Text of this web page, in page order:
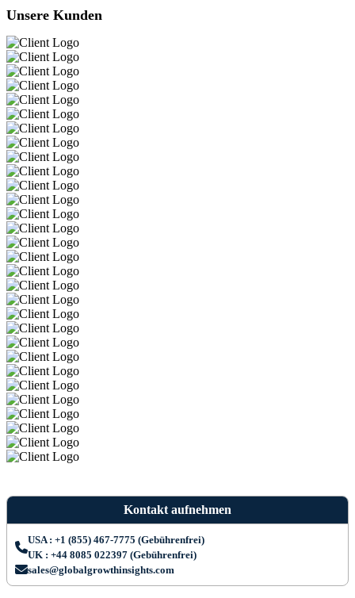
Unsere Kunden
Kontakt aufnehmen
USA : +1 (855) 467-7775 (Gebührenfrei)
UK : +44 8085 022397 (Gebührenfrei)
sales@globalgrowthinsights.com